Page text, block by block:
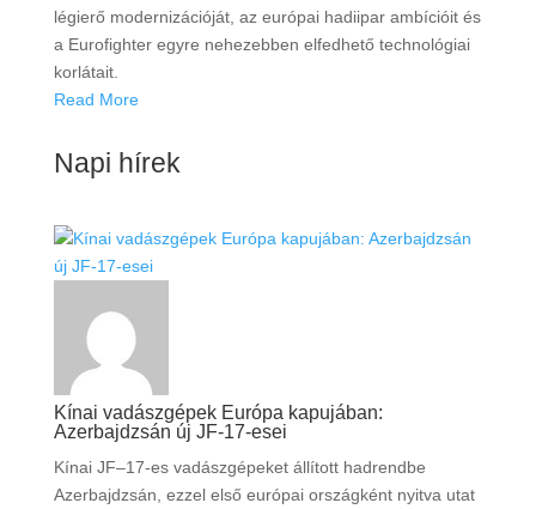
légierő modernizációját, az európai hadiipar ambícióit és
a Eurofighter egyre nehezebben elfedhető technológiai
korlátait.
Read More
Napi hírek
Kínai vadászgépek Európa kapujában:
Azerbajdzsán új JF-17-esei
Kínai JF–17-es vadászgépeket állított hadrendbe
Azerbajdzsán, ezzel első európai országként nyitva utat